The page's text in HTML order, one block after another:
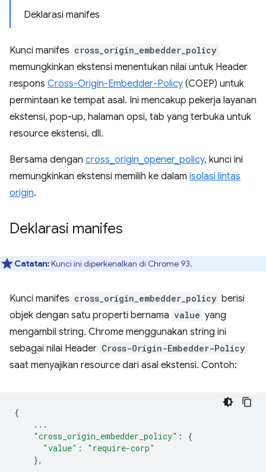
Deklarasi manifes
Kunci manifes cross_origin_embedder_policy
memungkinkan ekstensi menentukan nilai untuk Header
respons Cross-Origin-Embedder-Policy (COEP) untuk
permintaan ke tempat asal. Ini mencakup pekerja layanan
ekstensi, pop-up, halaman opsi, tab yang terbuka untuk
resource ekstensi, dll.
Bersama dengan cross_origin_opener_policy, kunci ini
memungkinkan ekstensi memilih ke dalam isolasi lintas
origin.
Deklarasi manifes
Catatan:Kunci ini diperkenalkan di Chrome 93.
Kunci manifes cross_origin_embedder_policy berisi
objek dengan satu properti bernama value yang
mengambil string. Chrome menggunakan string ini
sebagai nilai Header Cross-Origin-Embedder-Policy
saat menyajikan resource dari asal ekstensi. Contoh:
{
...
"cross_origin_embedder_policy" :
{
"value" :
"require-corp"
},